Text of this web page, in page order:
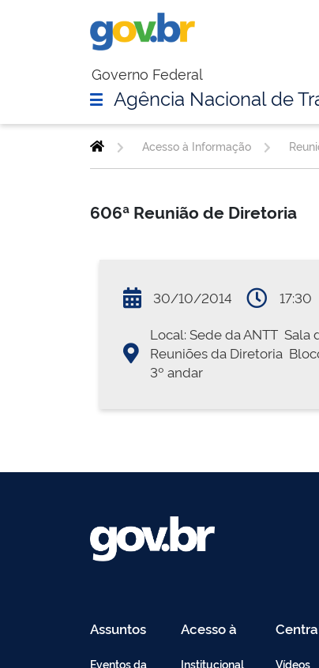
Governo Federal
Agência Nacional de
Acesso à Informação
606ª Reunião de Diretoria
30/10/2014
17:30
Local: Sede da ANTT  Sala
Reuniões da Diretoria  Bloco
3º andar
Assuntos
Eventos da
Acesso à
Institucional
Vídeos